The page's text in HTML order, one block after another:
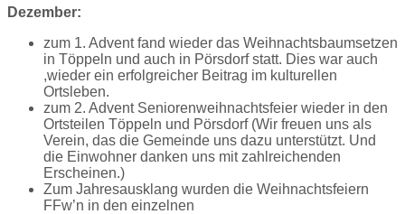
Dezember:
zum 1. Advent fand wieder das Weihnachtsbaumsetzen
in Töppeln und auch in Pörsdorf statt. Dies war auch
,wieder ein erfolgreicher Beitrag im kulturellen
Ortsleben.
zum 2. Advent Seniorenweihnachtsfeier wieder in den
Ortsteilen Töppeln und Pörsdorf (Wir freuen uns als
Verein, das die Gemeinde uns dazu unterstützt. Und
die Einwohner danken uns mit zahlreichenden
Erscheinen.)
Zum Jahresausklang wurden die Weihnachtsfeiern
FFw’n in den einzelnen